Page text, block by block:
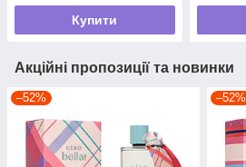
Купити
Акційні пропозиції та новинки
–52% –52%